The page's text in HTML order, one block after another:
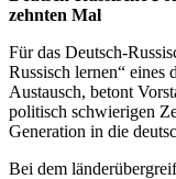
zehnten Mal
Für das Deutsch-
Russisch lernen“ eines
Austausch, betont
politisch schwierigen
Generation in die
Bei dem